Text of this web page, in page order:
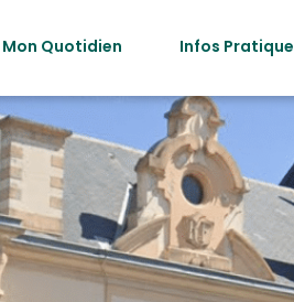
Mon Quotidien Infos